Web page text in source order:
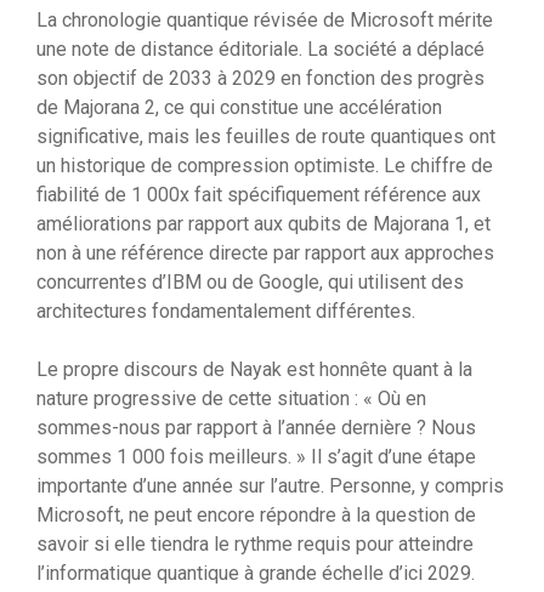
La chronologie quantique révisée de Microsoft mérite
une note de distance éditoriale. La société a déplacé
son objectif de 2033 à 2029 en fonction des progrès
de Majorana 2, ce qui constitue une accélération
significative, mais les feuilles de route quantiques ont
un historique de compression optimiste. Le chiffre de
fiabilité de 1 000x fait spécifiquement référence aux
améliorations par rapport aux qubits de Majorana 1, et
non à une référence directe par rapport aux approches
concurrentes d’IBM ou de Google, qui utilisent des
architectures fondamentalement différentes.
Le propre discours de Nayak est honnête quant à la
nature progressive de cette situation : « Où en
sommes-nous par rapport à l’année dernière ? Nous
sommes 1 000 fois meilleurs. » Il s’agit d’une étape
importante d’une année sur l’autre. Personne, y compris
Microsoft, ne peut encore répondre à la question de
savoir si elle tiendra le rythme requis pour atteindre
l’informatique quantique à grande échelle d’ici 2029.